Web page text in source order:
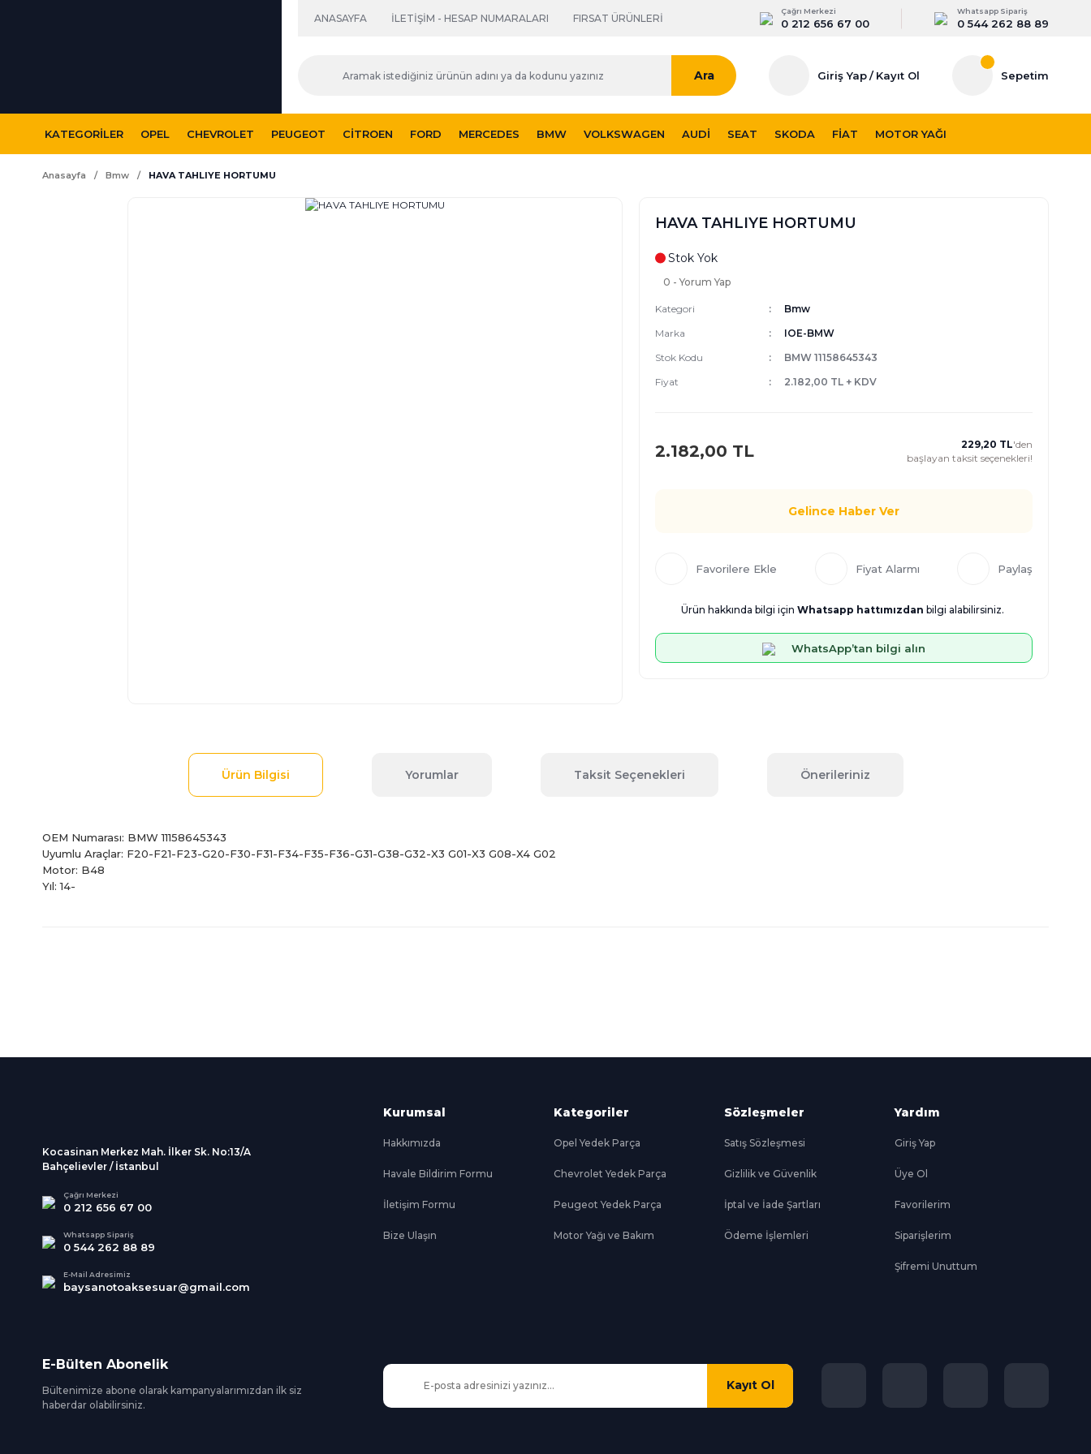
ANASAYFA İLETİŞİM - HESAP NUMARALARI FIRSAT ÜRÜNLERİ
Çağrı Merkezi
0 212 656 67 00
Whatsapp Sipariş
0 544 262 88 89
Ara Giriş Yap/ Kayıt Ol Sepetim
KATEGORILER OPEL CHEVROLET PEUGEOT CITROEN FORD MERCEDES BMW VOLKSWAGEN AUDI SEAT SKODA FIAT MOTOR YAĞI
Anasayfa Bmw HAVA TAHLIYE HORTUMU
HAVA TAHLIYE HORTUMU
Stok Yok
0 - Yorum Yap
Kategori
Bmw
Marka
IOE-BMW
Stok Kodu
BMW 11158645343
Fiyat
2.182,00 TL + KDV
2.182,00 TL 229,20 TL'den
başlayan taksit seçenekleri!
Gelince Haber Ver
Fiyat Alarmı Paylaş
Ürün hakkında bilgi için Whatsapp hattımızdan bilgi alabilirsiniz.
WhatsApp’tan bilgi alın
Ürün Bilgisi Yorumlar Taksit Seçenekleri Önerileriniz
OEM Numarası: BMW 11158645343
Uyumlu Araçlar: F20-F21-F23-G20-F30-F31-F34-F35-F36-G31-G38-G32-X3 G01-X3 G08-X4 G02
Motor: B48
Yıl: 14-
Gönder
Kocasinan Merkez Mah. İlker Sk. No:13/A
Bahçelievler / İstanbul
Çağrı Merkezi
0 212 656 67 00
Whatsapp Sipariş
0 544 262 88 89
E-Mail Adresimiz
baysanotoaksesuar@gmail.com
Kurumsal
Hakkımızda
Havale Bildirim Formu
İletişim Formu
Bize Ulaşın
Kategoriler
Opel Yedek Parça
Chevrolet Yedek Parça
Peugeot Yedek Parça
Motor Yağı ve Bakım
Sözleşmeler
Satış Sözleşmesi
Gizlilik ve Güvenlik
İptal ve İade Şartları
Ödeme İşlemleri
Yardım
Giriş Yap
Üye Ol
Favorilerim
Siparişlerim
Şifremi Unuttum
E-Bülten Abonelik
Bültenimize abone olarak kampanyalarımızdan ilk siz
haberdar olabilirsiniz.
Kayıt Ol